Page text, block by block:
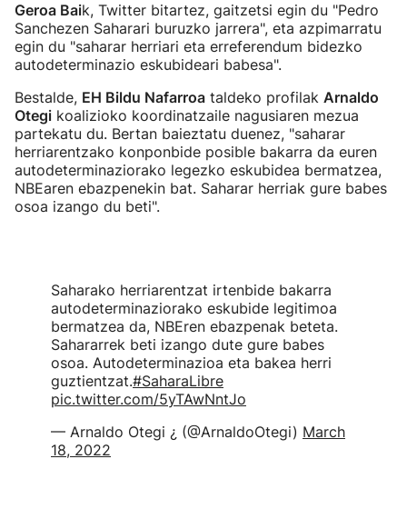
Geroa Baik, Twitter bitartez, gaitzetsi egin du "Pedro
Sanchezen Saharari buruzko jarrera", eta azpimarratu
egin du "saharar herriari eta erreferendum bidezko
autodeterminazio eskubideari babesa".
Bestalde, EH Bildu Nafarroa taldeko profilak Arnaldo
Otegi koalizioko koordinatzaile nagusiaren mezua
partekatu du. Bertan baieztatu duenez, "saharar
herriarentzako konponbide posible bakarra da euren
autodeterminaziorako legezko eskubidea bermatzea,
NBEaren ebazpenekin bat. Saharar herriak gure babes
osoa izango du beti".
Saharako herriarentzat irtenbide bakarra
autodeterminaziorako eskubide legitimoa
bermatzea da, NBEren ebazpenak beteta.
Sahararrek beti izango dute gure babes
osoa. Autodeterminazioa eta bakea herri
guztientzat.#SaharaLibre
pic.twitter.com/5yTAwNntJo
— Arnaldo Otegi ¿ (@ArnaldoOtegi) March
18, 2022